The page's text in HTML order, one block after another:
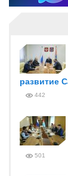
развитие
442
501